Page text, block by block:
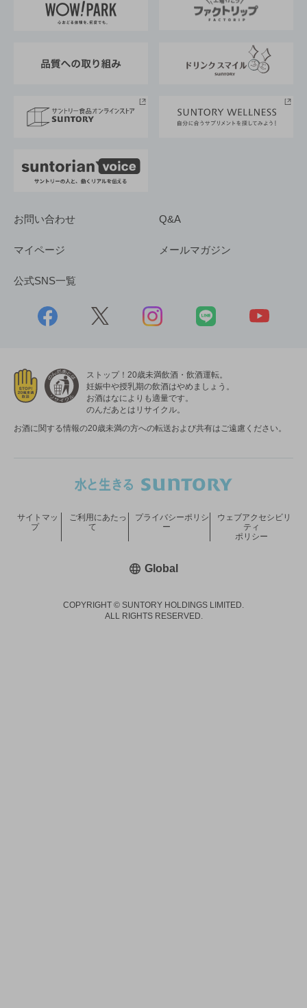
地域情報
サントリーサンバーズ大阪
サントリーが考えるサステナビリティ経営
企業概要
採用情報
お問い合わせ Q&A
マイページ メールマガジン
公式SNS一覧
ストップ！20歳未満飲酒・飲酒運転。
妊娠中や授乳期の飲酒はやめましょう。
お酒はなによりも適量です。
のんだあとはリサイクル。
お酒に関する情報の20歳未満の方への転送および共有はご遠慮ください。
COPYRIGHT © SUNTORY HOLDINGS LIMITED.
ALL RIGHTS RESERVED.
サイトマッ
プ
ご利用にあたっ
て
プライバシーポリシ
ー
ウェブアクセシビリ
ティ
ポリシー
Global新しいウィンドウで開く